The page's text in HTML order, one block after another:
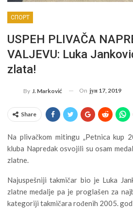
СПОРТ
USPEH PLIVAČA
VALJEVU: Luka
zlata!
By J. Marković On јун 17, 2019
Share
Na plivačkom mitingu „Petnica kup
kluba Napredak osvojili su osam
zlatne.
Najuspešniji takmičar bio je Luka
zlatne medalje pa je proglašen za
kategoriji takmičara rođenih 2005.